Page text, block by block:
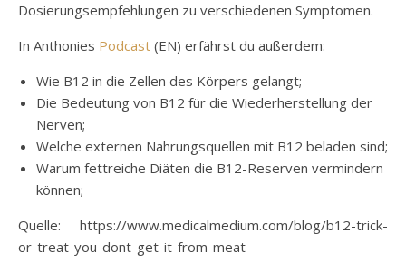
Dosierungsempfehlungen zu verschiedenen Symptomen.
In Anthonies Podcast (EN) erfährst du außerdem:
Wie B12 in die Zellen des Körpers gelangt;
Die Bedeutung von B12 für die Wiederherstellung der
Nerven;
Welche externen Nahrungsquellen mit B12 beladen sind;
Warum fettreiche Diäten die B12-Reserven vermindern
können;
Quelle: https://www.medicalmedium.com/blog/b12-trick-
or-treat-you-dont-get-it-from-meat